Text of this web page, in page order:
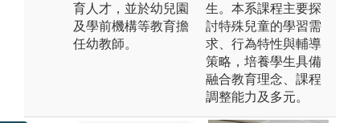
育人才，並於幼兒園
及學前機構等教育擔
任幼教師。
生。本系課程主要探
討特殊兒童的學習需
求、行為特性與輔導
策略，培養學生具備
融合教育理念、課程
調整能力及多元。